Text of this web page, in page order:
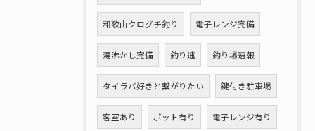
和歌山クログチ釣り 電子レンジ完備
湯沸かし完備 釣り速 釣り場速報
タイラバ好きと繋がりたい 鍵付き駐車場
客室あり ポット有り 電子レンジ有り